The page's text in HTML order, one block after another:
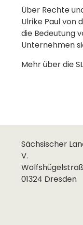
Über Rechte
Ulrike Paul von
die Bedeutung
Unternehmen
Mehr über die
Sächsischer
V.
01324 Dresden